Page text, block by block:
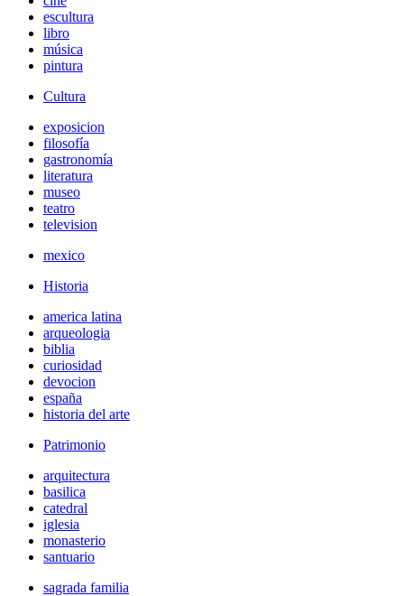
escultura
libro
música
pintura
Cultura
exposicion
filosofía
gastronomía
literatura
museo
teatro
television
mexico
Historia
america latina
arqueologia
biblia
curiosidad
devocion
españa
historia del arte
Patrimonio
arquitectura
basilica
catedral
iglesia
monasterio
santuario
sagrada familia